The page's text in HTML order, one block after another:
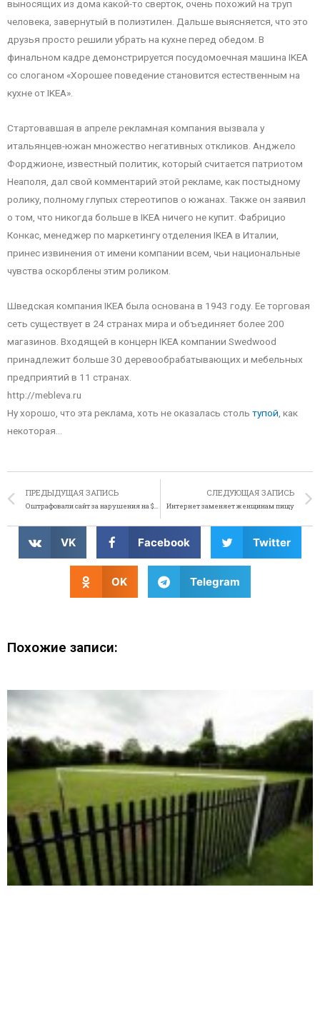
выносящих из дома какой-то сверток, очень похожий на труп
человека, завернутый в полиэтилен. Дальше выясняется, что это
друзья просто решили убрать на кухне перед обедом. В
финальном кадре демонстрируется посудомоечная машина IKEA
со слоганом «Хорошее поведение становится естественным на
кухне от IKEA».
Стартовавшая в апреле рекламная компания вызвала у
итальянцев-южан множество негативных откликов. Анджело
Форджионе, известный политик, который считается патриотом
Неаполя, дал свой комментарий этой рекламе, как постыдному
ролику, полному глупых стереотипов о южанах. Также он заявил
о том, что никогда больше в IKEA ничего не купит. Фабрицио
Конкас, менеджер по маркетингу отделения IKEA в Италии,
принес извинения от имени компании всем, чьи национальные
чувства оскорблены этим роликом.
Шведская компания IKEA была основана в 1943 году. Ее торговая
сеть существует в 24 странах мира и объединяет более 200
магазинов. Входящей в концерн IKEA компании Swedwood
принадлежит больше 30 деревообрабатывающих и мебельных
предприятий в 11 странах.
http://mebleva.ru
Ну хорошо, что эта реклама, хоть не оказалась столь тупой , как
некоторая…
ПРЕДЫДУЩАЯ ЗАПИСЬ
Оштрафовали сайт за нарушения на $11 млн., да сайт не тот
СЛЕДУЮЩАЯ ЗАПИСЬ
Интернет заменяет женщинам пищу
VK Facebook Twitter
OK Telegram
Похожие записи: